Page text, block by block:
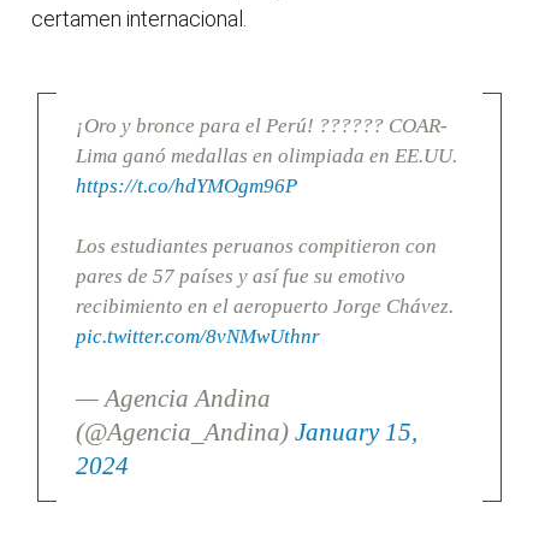
certamen internacional.
¡Oro y bronce para el Perú! ?????? COAR-
Lima ganó medallas en olimpiada en EE.UU.
https://t.co/hdYMOgm96P
Los estudiantes peruanos compitieron con
pares de 57 países y así fue su emotivo
recibimiento en el aeropuerto Jorge Chávez.
pic.twitter.com/8vNMwUthnr
— Agencia Andina
(@Agencia_Andina) January 15,
2024